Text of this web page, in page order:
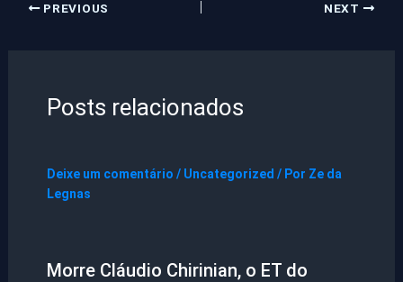
PREVIOUS NEXT
Posts relacionados
Deixe um comentário / Uncategorized / Por Ze da
Legnas
Morre Cláudio Chirinian, o ET do